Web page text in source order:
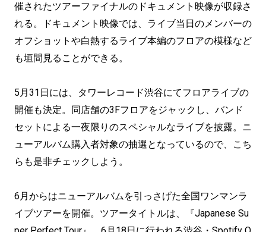
催されたツアーファイナルのドキュメント映像が収録さ
れる。ドキュメント映像では、ライブ当日のメンバーの
オフショットや白熱するライブ本編のフロアの模様など
も垣間見ることができる。
5月31日には、タワーレコード渋谷にてフロアライブの
開催も決定。同店舗の3Fフロアをジャックし、バンド
セットによる一夜限りのスペシャルなライブを披露。ニ
ューアルバム購入者対象の抽選となっているので、こち
らも是非チェックしよう。
6月からはニューアルバムを引っさげた全国ワンマンラ
イブツアーを開催。ツアータイトルは、『Japanese Su